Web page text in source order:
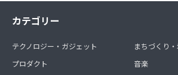
カテゴリー
テクノロジー・ガジェット
プロダクト
まちづくり
音楽